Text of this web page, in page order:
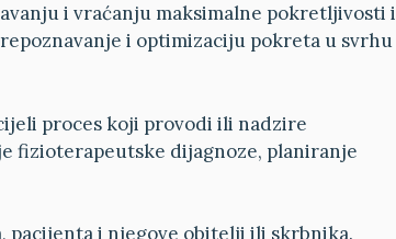
i vraćanju maksimalne pokretljivosti i
i optimizaciju pokreta u svrhu
proces koji provodi ili nadzire
fizioterapeutske dijagnoze, planiranje
i njegove obitelji ili skrbnika.